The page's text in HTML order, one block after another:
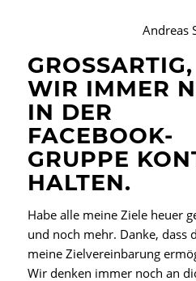
Andreas
GROSSARTIG,
IR IMMER
N DER F
ACEBOOK-G
RUPPE
ALTEN.
Habe alle meine Ziele heuer
und noch mehr. Danke, dass
meine Zielvereinbarung
Wir denken immer noch an